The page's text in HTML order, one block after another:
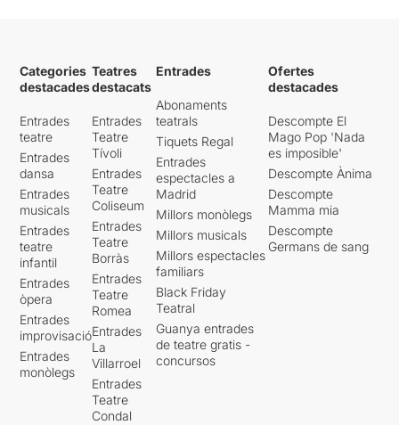
Categories
destacades
Entrades
teatre
Entrades
dansa
Entrades
musicals
Entrades
teatre
infantil
Entrades
òpera
Entrades
improvisació
Entrades
monòlegs
Teatres
destacats
Entrades
Teatre
Tívoli
Entrades
Teatre
Coliseum
Entrades
Teatre
Borràs
Entrades
Teatre
Romea
Entrades
La
Villarroel
Entrades
Teatre
Condal
Entrades
Abonaments
teatrals
Tiquets Regal
Entrades
espectacles a
Madrid
Millors monòlegs
Millors musicals
Millors espectacles
familiars
Black Friday
Teatral
Guanya entrades
de teatre gratis -
concursos
Ofertes
destacades
Descompte El
Mago Pop 'Nada
es imposible'
Descompte Ànima
Descompte
Mamma mia
Descompte
Germans de sang